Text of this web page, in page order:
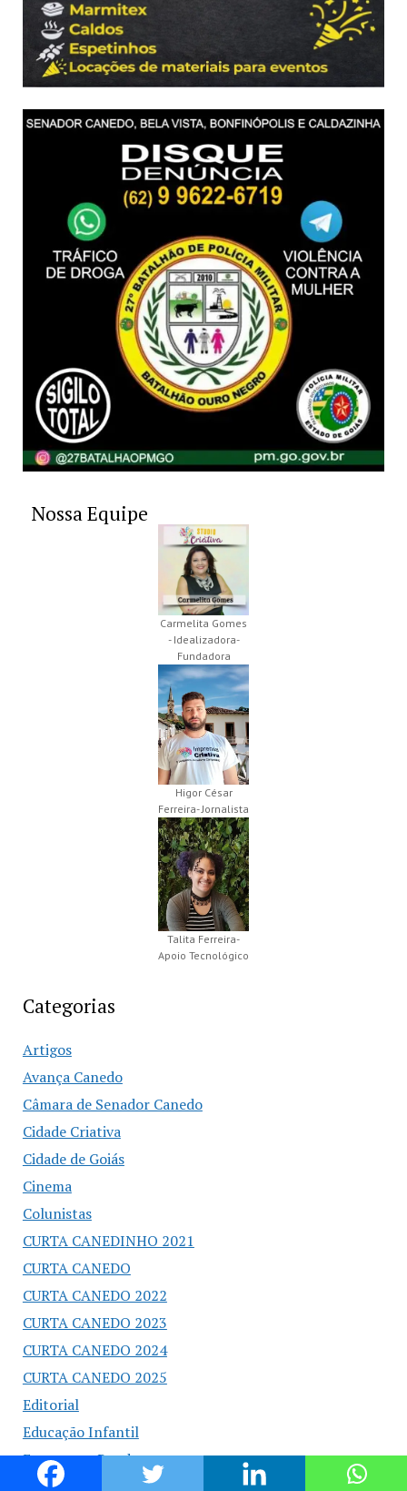
Nossa Equipe
Carmelita Gomes
- Idealizadora-
Fundadora
Higor César
Ferreira- Jornalista
Talita Ferreira-
Apoio Tecnológico
Categorias
Artigos
Avança Canedo
Câmara de Senador Canedo
Cidade Criativa
Cidade de Goiás
Cinema
Colunistas
CURTA CANEDINHO 2021
CURTA CANEDO
CURTA CANEDO 2022
CURTA CANEDO 2023
CURTA CANEDO 2024
CURTA CANEDO 2025
Editorial
Educação Infantil
Emprego e Renda
Esporte e Lazer